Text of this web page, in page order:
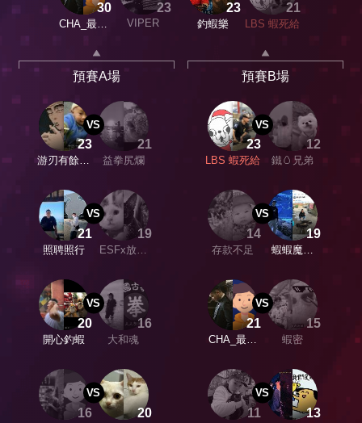
30
CHA_最強
23
VIPER
23
釣蝦樂
21
LBS 蝦死給
預賽A場
23
游刃有餘隊
VS
21
益拳尻爛
21
照聘照行
VS
19
ESFx放慢
20
開心釣蝦
VS
16
大和魂
16
VS
20
預賽B場
23
LBS 蝦死給
VS
12
鐵🥚兄弟
14
存款不足
VS
19
蝦蝦魔術
21
CHA_最強
VS
15
蝦密
11
VS
13